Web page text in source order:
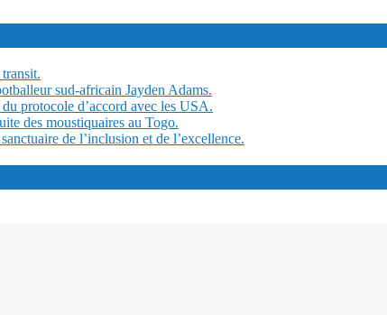
sud-africain Jayden Adams.
protocole d’accord avec les USA.
des moustiquaires au Togo.
de l’inclusion et de l’excellence.